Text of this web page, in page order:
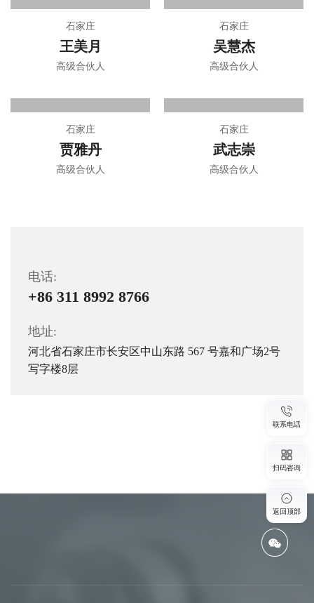
石家庄
王美月
高级合伙人
石家庄
吴慧杰
高级合伙人
石家庄
贾雅丹
高级合伙人
石家庄
武志崇
高级合伙人
电话:
+86 311 8992 8766
地址:
河北省石家庄市长安区中山东路 567 号嘉和广场2号
写字楼8层
联系电话
扫码咨询
返回顶部